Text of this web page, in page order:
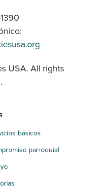
USA. All rights
básicos
parroquial